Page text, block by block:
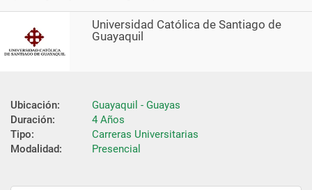
Universidad Católica de Santiago de
Guayaquil
Ubicación:
Guayaquil - Guayas
Duración:
4 Años
Tipo:
Carreras Universitarias
Modalidad:
Presencial